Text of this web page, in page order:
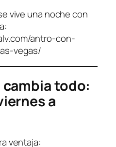
vive una noche con
antro-con-
vegas/
todo:
a
ventaja: